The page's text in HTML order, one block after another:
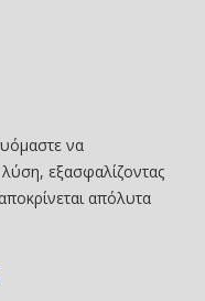
να
εξασφαλίζοντας
απόλυτα